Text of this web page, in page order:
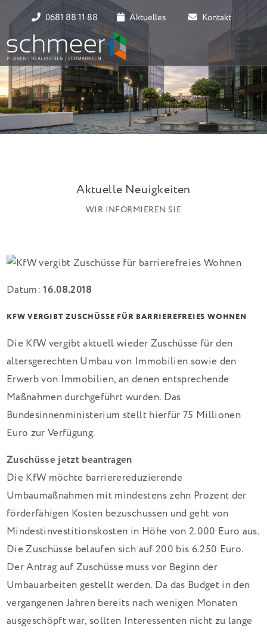
0681 88 11 88 Aktuelles Kontakt
Aktuelle Neuigkeiten
WIR INFORMIEREN SIE
Datum:16.08.2018
KFW VERGIBT ZUSCHÜSSE FÜR BARRIEREFREIES WOHNEN
Die KfW vergibt aktuell wieder Zuschüsse für den
altersgerechten Umbau von Immobilien sowie den
Erwerb von Immobilien, an denen entsprechende
Maßnahmen durchgeführt wurden. Das
Bundesinnenministerium stellt hierfür 75 Millionen
Euro zur Verfügung.
Zuschüsse jetzt beantragen
Die KfW möchte barrierereduzierende
Umbaumaßnahmen mit mindestens zehn Prozent der
förderfähigen Kosten bezuschussen und geht von
Mindestinvestitionskosten in Höhe von 2.000 Euro aus.
Die Zuschüsse belaufen sich auf 200 bis 6.250 Euro.
Der Antrag auf Zuschüsse muss vor Beginn der
Umbauarbeiten gestellt werden. Da das Budget in den
vergangenen Jahren bereits nach wenigen Monaten
ausgeschöpft war, sollten Interessenten nicht zu lange